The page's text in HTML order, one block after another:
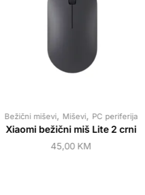
Bežični miševi, Miševi, PC periferija
Xiaomi bežični miš Lite 2 crni
45,00 KM